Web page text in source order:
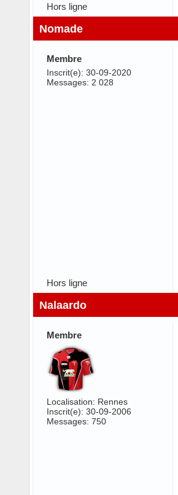
Hors ligne
Nomade
Membre
Inscrit(e): 30-09-2020
Messages: 2 028
Hors ligne
Nalaardo
Membre
Localisation: Rennes
Inscrit(e): 30-09-2006
Messages: 750